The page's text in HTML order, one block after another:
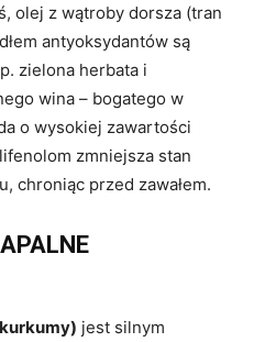
olej z wątroby dorsza (tran
antyoksydantów są
zielona herbata i
wina – bogatego w
o wysokiej zawartości
zmniejsza stan
chroniąc przed zawałem.
jest silnym